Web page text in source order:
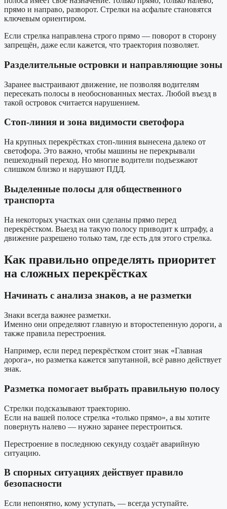
прямо и направо, разворот. Стрелки на асфальте становятся
ключевым ориентиром.
Если стрелка направлена строго прямо — поворот в сторону
запрещён, даже если кажется, что траектория позволяет.
Разделительные островки и направляющие зоны
Заранее выстраивают движение, не позволяя водителям
пересекать полосы в необоснованных местах. Любой въезд в
такой островок считается нарушением.
Стоп-линия и зона видимости светофора
На крупных перекрёстках стоп-линия вынесена далеко от
светофора. Это важно, чтобы машины не перекрывали
пешеходный переход. Но многие водители подъезжают
слишком близко и нарушают ПДД.
Выделенные полосы для общественного
транспорта
На некоторых участках они сделаны прямо перед
перекрёстком. Выезд на такую полосу приводит к штрафу, а
движение разрешено только там, где есть для этого стрелка.
Как правильно определять приоритет
на сложных перекрёстках
Начинать с анализа знаков, а не разметки
Знаки всегда важнее разметки.
Именно они определяют главную и второстепенную дороги, а
также правила перестроения.
Например, если перед перекрёстком стоит знак «Главная
дорога», но разметка кажется запутанной, всё равно действует
знак.
Разметка помогает выбрать правильную полосу
Стрелки подсказывают траекторию.
Если на вашей полосе стрелка «только прямо», а вы хотите
повернуть налево — нужно заранее перестроиться.
Перестроение в последнюю секунду создаёт аварийную
ситуацию.
В спорных ситуациях действует правило
безопасности
Если непонятно, кому уступать, — всегда уступайте.